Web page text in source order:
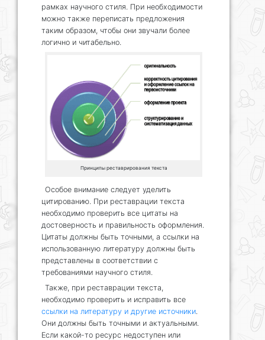
рамках научного стиля. При необходимости
можно также переписать предложения
таким образом, чтобы они звучали более
логично и читабельно.
Принципы реставрирования текста
Особое внимание следует уделить
цитированию. При реставрации текста
необходимо проверить все цитаты на
достоверность и правильность оформления.
Цитаты должны быть точными, а ссылки на
использованную литературу должны быть
представлены в соответствии с
требованиями научного стиля.
Также, при реставрации текста,
необходимо проверить и исправить все
ссылки на литературу и другие источники
Они должны быть точными и актуальными.
Если какой-то ресурс недоступен или